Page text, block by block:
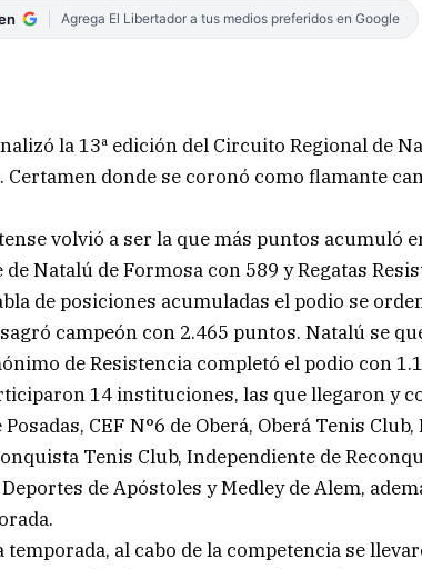
Agrega El Libertador a tus medios preferidos en Google
la 13ª edición del Circuito Regional de
Certamen donde se coronó como flamante
volvió a ser la que más puntos acumuló
Natalú de Formosa con 589 y Regatas
de posiciones acumuladas el podio se
campeón con 2.465 puntos. Natalú se
de Resistencia completó el podio con
14 instituciones, las que llegaron y
Posadas, CEF N°6 de Oberá, Oberá Tenis
Tenis Club, Independiente de
de Apóstoles y Medley de Alem,
temporada, al cabo de la competencia se